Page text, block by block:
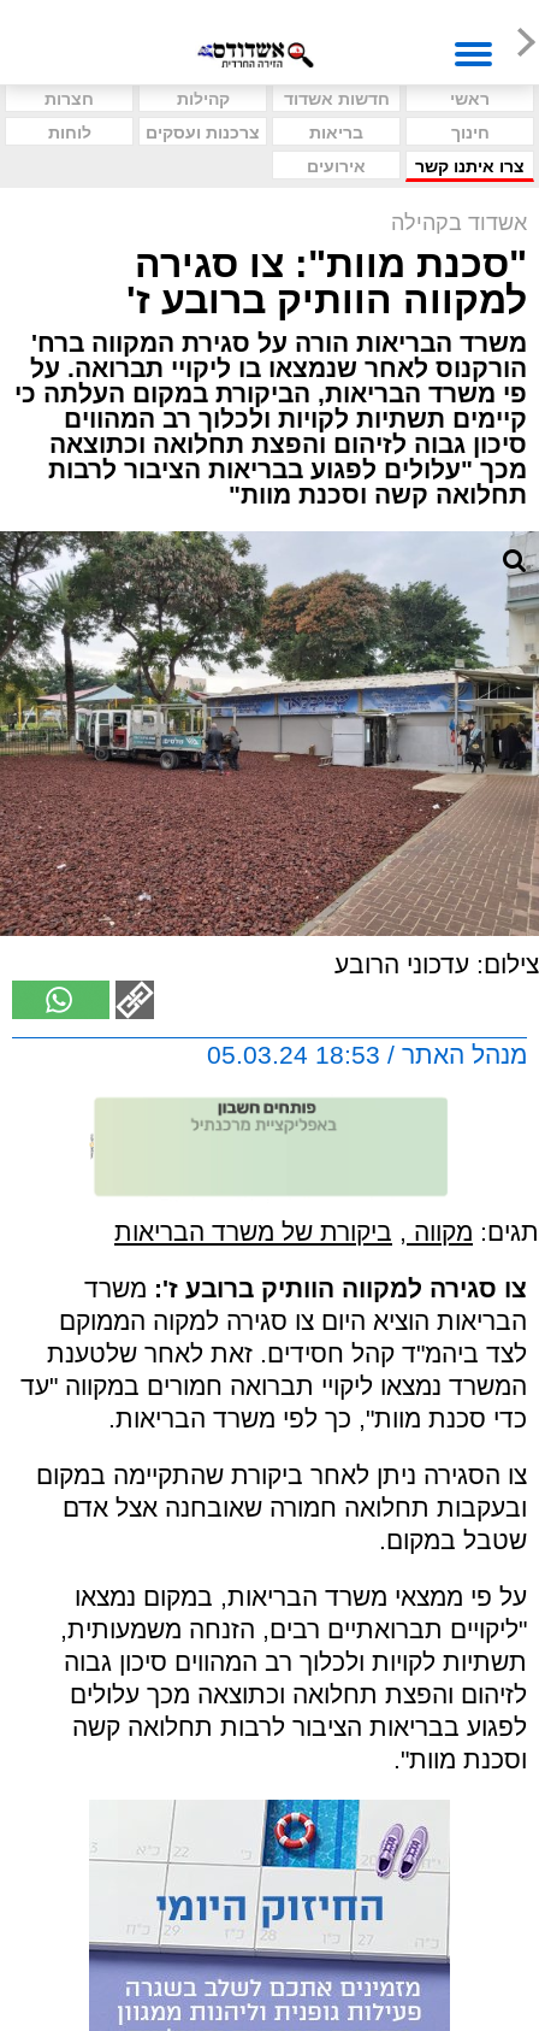
ראשי חדשות אשדוד קהילות
חצרות
חינוך
בריאות צרכנות ועסקים
לוחות
צרו איתנו קשר
אירועים
אשדוד בקהילה
"סכנת מוות": צו סגירה
למקווה הוותיק ברובע ז'
משרד הבריאות הורה על סגירת המקווה ברח'
הורקנוס לאחר שנמצאו בו ליקויי תברואה. על
פי משרד הבריאות, הביקורת במקום העלתה כי
קיימים תשתיות לקויות ולכלוך רב המהווים
סיכון גבוה לזיהום והפצת תחלואה וכתוצאה
מכך "עלולים לפגוע בבריאות הציבור לרבות
תחלואה קשה וסכנת מוות"
צילום: עדכוני הרובע
מנהל האתר / 18:53 05.03.24
תגים: מקווה , ביקורת של משרד הבריאות
צו סגירה למקווה הוותיק ברובע ז': משרד
הבריאות הוציא היום צו סגירה למקוה הממוקם
לצד ביהמ"ד קהל חסידים. זאת לאחר שלטענת
המשרד נמצאו ליקויי תברואה חמורים במקווה "עד
כדי סכנת מוות", כך לפי משרד הבריאות.
צו הסגירה ניתן לאחר ביקורת שהתקיימה במקום
ובעקבות תחלואה חמורה שאובחנה אצל אדם
שטבל במקום.
על פי ממצאי משרד הבריאות, במקום נמצאו
"ליקויים תברואתיים רבים, הזנחה משמעותית,
תשתיות לקויות ולכלוך רב המהווים סיכון גבוה
לזיהום והפצת תחלואה וכתוצאה מכך עלולים
לפגוע בבריאות הציבור לרבות תחלואה קשה
וסכנת מוות".